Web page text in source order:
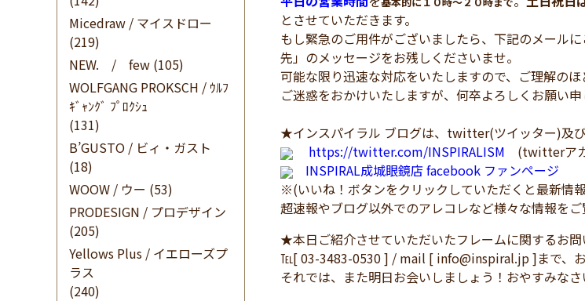
Micedraw / マイスドロー
(219)
NEW. / few (105)
WOLFGANG PROKSCH / ｳﾙﾌ
ｷﾞｬﾝｸﾞ ﾌﾟﾛｸｼｭ
(131)
B’GUSTO / ビィ・ガスト
(18)
WOOW / ウー (53)
PRODESIGN / プロデザイン
(205)
Yellows Plus / イエローズプ
ラス
(240)
とさせていただきます。
もし緊急のご用件がございましたら、下記のメール
先」のメッセージをお残しくださいませ。
可能な限り迅速な対応をいたしますので、ご理解のほ
ご迷惑をおかけいたしますが、何卒よろしくお願い
★インスパイラル ブログは、twitter(ツイッター)及
https://twitter.com/INSPIRALISM (twitterアカ
INSPIRAL成城眼鏡店 facebook ファンページ
※(いいね！ボタンをクリックしていただくと最新情
超速報やブログ以外でのアレコレなど様々な情報を
★本日ご紹介させていただいたフレームに関するお問
℡[ 03-3483-0530 ] / mail [ info@inspiral.jp ]まで、お
それでは、また明日お会いしましょう！おやすみなさ